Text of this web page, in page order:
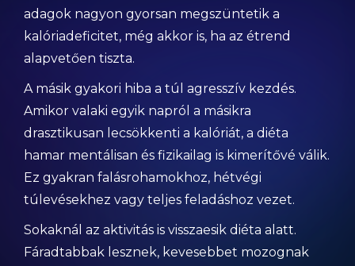
adagok nagyon gyorsan megszüntetik a
kalóriadeficitet, még akkor is, ha az étrend
alapvetően tiszta.
A másik gyakori hiba a túl agresszív kezdés.
Amikor valaki egyik napról a másikra
drasztikusan lecsökkenti a kalóriát, a diéta
hamar mentálisan és fizikailag is kimerítővé válik.
Ez gyakran falásrohamokhoz, hétvégi
túlevésekhez vagy teljes feladáshoz vezet.
Sokaknál az aktivitás is visszaesik diéta alatt.
Fáradtabbak lesznek, kevesebbet mozognak